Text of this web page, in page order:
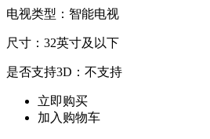
电视类型：智能电视
尺寸：32英寸及以下
是否支持3D：不支持
立即购买
加入购物车